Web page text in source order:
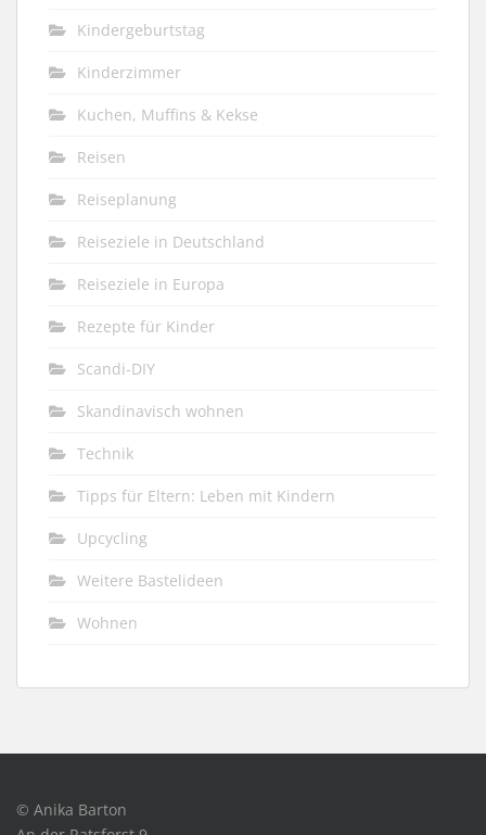
Kindergeburtstag
Kinderzimmer
Kuchen, Muffins & Kekse
Reisen
Reiseplanung
Reiseziele in Deutschland
Reiseziele in Europa
Rezepte für Kinder
Scandi-DIY
Skandinavisch wohnen
Technik
Tipps für Eltern: Leben mit Kindern
Upcycling
Weitere Bastelideen
Wohnen
© Anika Barton